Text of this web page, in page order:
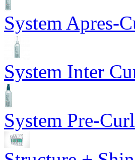
System Apres-
System Inter
System Pre-